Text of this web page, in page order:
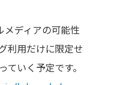
メディアの可能性
利用だけに限定せ
いく予定です。